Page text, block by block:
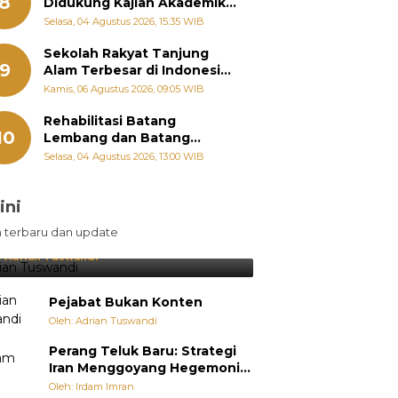
Zigo Rolanda: Agar Mudah
Kementerian
Selasa, 04 Agustus 2026, 15:35 WIB
9
Sekolah Rakyat Tanjung
Alam Terbesar di Indonesia,
Groundbreaking September
Kamis, 06 Agustus 2026, 09:05 WIB
Rehabilitasi Batang
Lembang dan Batang
Gawan Segera Dimulai, Zigo
Selasa, 04 Agustus 2026, 13:00 WIB
terbaru dan update
Lebih Diunggulkan, tetapi
Selalu Punya Cara Membuat
Adrian Tuswandi
Pejabat Bukan Konten
Oleh: Adrian Tuswandi
Perang Teluk Baru: Strategi
Iran Menggoyang Hegemoni
AS dari Dalam
Oleh: Irdam Imran